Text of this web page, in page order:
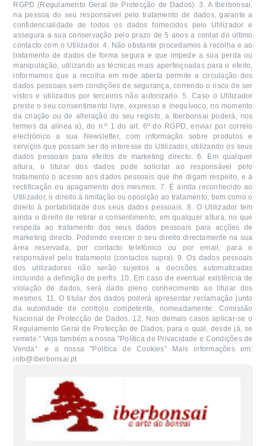
RGPD (Regulamento Geral de Protecção de Dados). 3. A Iberbonsai,
na pessoa do seu responsável pelo tratamento de dados, garante a
confidencialidade de todos os dados fornecidos pelo Utilizador e
assegura a sua conservação pelo prazo de 5 anos a contar do último
contacto com o Utilizador. 4. Não obstante procedamos à recolha e ao
tratamento de dados de forma segura e que impede a sua perda ou
manipulação, utilizando as técnicas mais aperfeiçoadas para o efeito,
informamos que a recolha em rede aberta permite a circulação dos
dados pessoais sem condições de segurança, correndo o risco de ser
vistos e utilizados por terceiros não autorizado. 5. Caso o Utilizador
preste o seu consentimento livre, expresso e inequívoco, no momento
da criação ou de alteração do seu registo, a Iberbonsai poderá, nos
termos da alínea a), do n.º 1 do art. 6º do RGPD, enviar por correio
electrónico a sua Newsletter, com informação sobre produtos e
serviços que possam ser do interesse do Utilizador, utilizando os seus
dados pessoais para efeitos de marketing directo. 6. Em qualquer
altura, o titular dos dados pode solicitar ao responsável pelo
tratamento o acesso aos dados pessoais que lhe digam respeito, e à
rectificação ou apagamento dos mesmos. 7. É ainda reconhecido ao
Utilizador, o direito à limitação ou oposição ao tratamento, bem como o
direito à portabilidade dos seus dados pessoais. 8. O Utilizador tem
ainda o direito de retirar o consentimento, em qualquer altura, no que
respeita ao tratamento dos seus dados pessoais para acções de
marketing directo. Podendo exercer o seu direito directamente na sua
área reservada, por contacto telefónico ou por email, para o
responsável pelo tratamento (contactos supra). 9. Os dados pessoais
dos utilizadores não serão sujeitos a decisões automatizadas
incluindo a definição de perfis. 10. Em caso de eventual existência de
violação de dados, será dado pleno conhecimento ao titular dos
mesmos. 11. O titular dos dados poderá apresentar reclamação junto
da autoridade de controlo competente, nomeadamente: Comissão
Nacional de Protecção de Dados. 12. Nos demais casos aplicar-se o
Regulamento Geral de Protecção de Dados, para o qual, desde já, se
remete.” Veja também a nossa "Política de Privacidade e Condições de
Venda". e a nossa "Política de Cookies" Mais informações em:
info@iberbonsai.pt